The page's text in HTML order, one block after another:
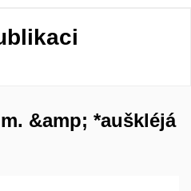
&amp; *auškléjá